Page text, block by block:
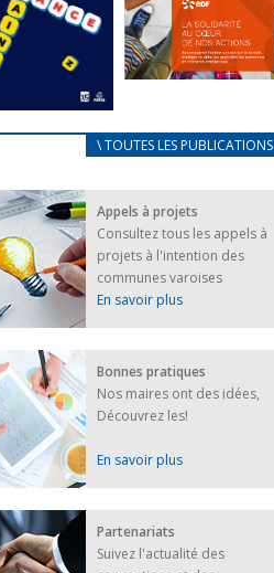
au coeur de
nos actions
FEUILLETER
UKRAINIEN
2022
les
arrivés
\ TOUTES LES PUBLICATIONS
Appels à projets
Consultez tous les appels à
projets à l'intention des
communes varoises
En savoir plus
Bonnes pratiques
Nos maires ont des idées,
Découvrez les!
En savoir plus
Partenariats
Suivez l'actualité des